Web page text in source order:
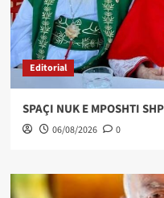
Editorial
SPAÇI NUK E MPOSHTI
06/08/2026 0